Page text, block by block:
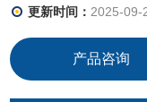
更新时间： 2025-09-
产品咨询